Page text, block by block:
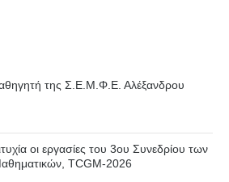
της Σ.Ε.Μ.Φ.Ε. Αλέξανδρου
οι εργασίες του 3ου Συνεδρίου των
TCGM-2026